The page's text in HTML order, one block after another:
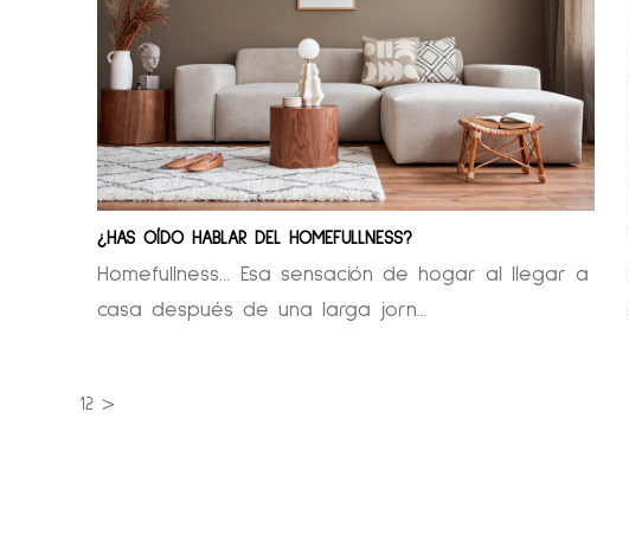
¿HAS OÍDO HABLAR DEL HOMEFULLNESS?
Homefullness… Esa sensación de hogar al llegar a
casa después de una larga jorn...
12 >